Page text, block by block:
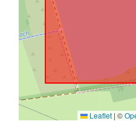
Leaflet | ©